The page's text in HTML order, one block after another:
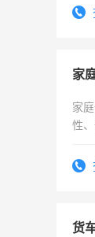
家
家
性
太
货